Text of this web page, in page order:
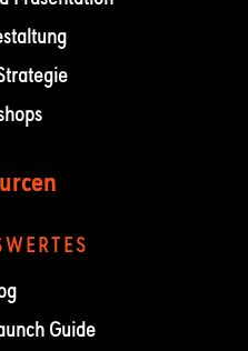
Guide